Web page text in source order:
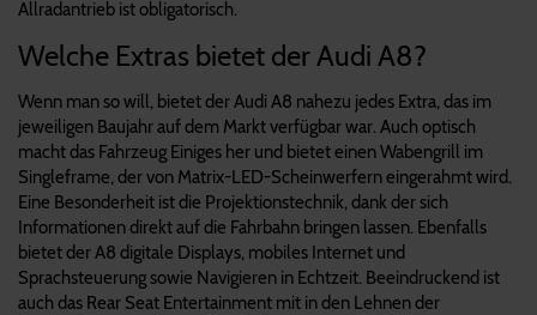
Allradantrieb ist obligatorisch.
Welche Extras bietet der Audi A8?
Wenn man so will, bietet der Audi A8 nahezu jedes Extra, das im
jeweiligen Baujahr auf dem Markt verfügbar war. Auch optisch
macht das Fahrzeug Einiges her und bietet einen Wabengrill im
Singleframe, der von Matrix-LED-Scheinwerfern eingerahmt wird.
Eine Besonderheit ist die Projektionstechnik, dank der sich
Informationen direkt auf die Fahrbahn bringen lassen. Ebenfalls
bietet der A8 digitale Displays, mobiles Internet und
Sprachsteuerung sowie Navigieren in Echtzeit. Beeindruckend ist
auch das Rear Seat Entertainment mit in den Lehnen der